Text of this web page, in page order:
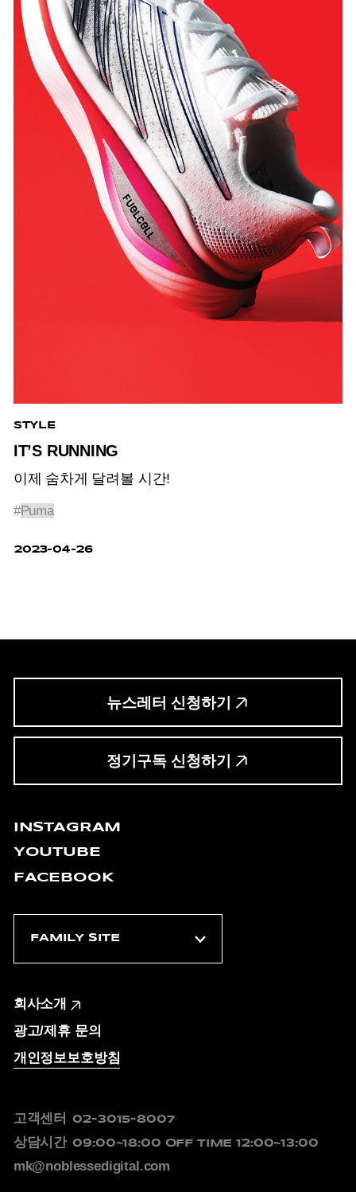
STYLE
IT’S RUNNING
이제 숨차게 달려볼 시간!
#Puma
2023-04-26
뉴스레터 신청하기
정기구독 신청하기
INSTAGRAM
YOUTUBE
FACEBOOK
회사소개
광고/제휴 문의
개인정보보호방침
고객센터 02-3015-8007
상담시간 09:00~18:00 OFF TIME 12:00~13:00
mk@noblessedigital.com